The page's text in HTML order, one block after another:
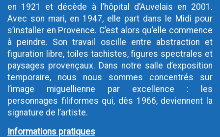
en 1921 et décède à l’hôpital d’Auvelais en 2001.
Avec son mari, en 1947, elle part dans le Midi pour
s’installer en Provence. C’est alors qu’elle commence
à peindre. Son travail oscille entre abstraction et
figuration libre, toiles tachistes, figures spectrales et
paysages provençaux. Dans notre salle d’exposition
temporaire, nous nous sommes concentrés sur
l’image miguellienne par excellence : les
personnages filiformes qui, dès 1966, deviennent la
signature de l’artiste.
Informations pratiques